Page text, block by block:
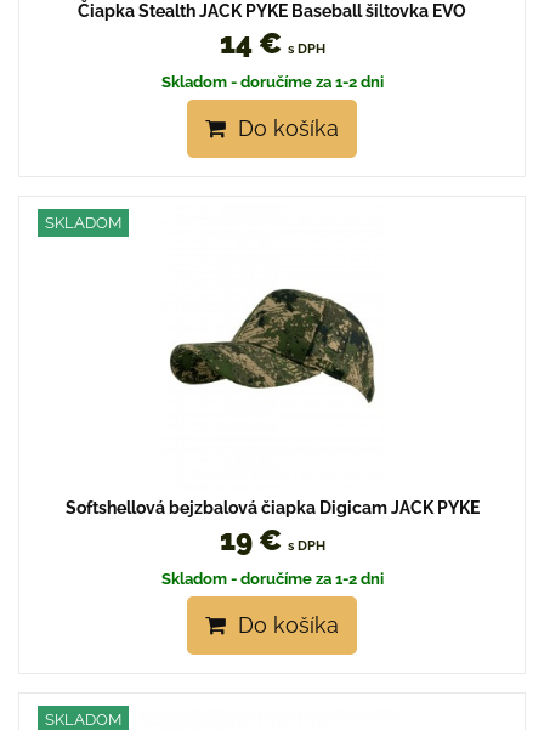
Čiapka Stealth JACK PYKE Baseball šiltovka EVO
14 € s DPH
Skladom - doručíme za 1-2 dni
Do košíka
SKLADOM
Softshellová bejzbalová čiapka Digicam JACK PYKE
19 € s DPH
Skladom - doručíme za 1-2 dni
Do košíka
SKLADOM